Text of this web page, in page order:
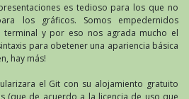
es tedioso para los que no
los gráficos. Somos empedernidos
terminal y por eso nos agrada mucho el
para obetener una apariencia básica
hay más!
el Git con su alojamiento gratuito
(que de acuerdo a la licencia de uso que